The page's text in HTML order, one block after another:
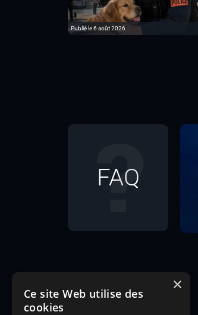
Publié le 6 août 2026
FAQ
×
Ce site Web utilise des
cookies